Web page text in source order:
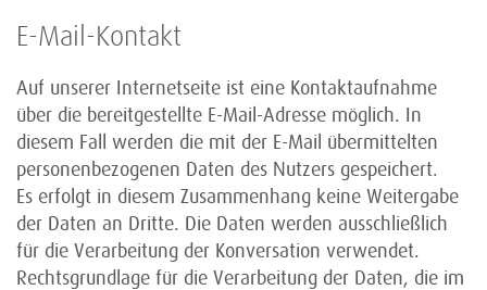
E-Mail-Kontakt
Auf unserer Internetseite ist eine Kontaktaufnahme
über die bereitgestellte E-Mail-Adresse möglich. In
diesem Fall werden die mit der E-Mail übermittelten
personenbezogenen Daten des Nutzers gespeichert.
Es erfolgt in diesem Zusammenhang keine Weitergabe
der Daten an Dritte. Die Daten werden ausschließlich
für die Verarbeitung der Konversation verwendet.
Rechtsgrundlage für die Verarbeitung der Daten, die im